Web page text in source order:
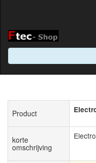
Product
korte
omschrijving